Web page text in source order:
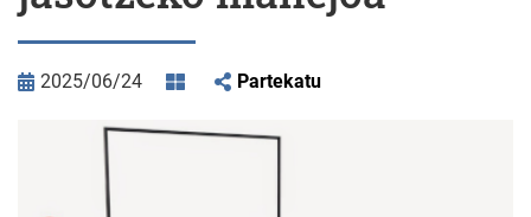
2025/06/24 Partekatu